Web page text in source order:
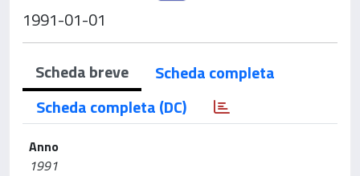
1991-01-01
Scheda breve
Scheda completa
Scheda completa (DC)
Anno
1991